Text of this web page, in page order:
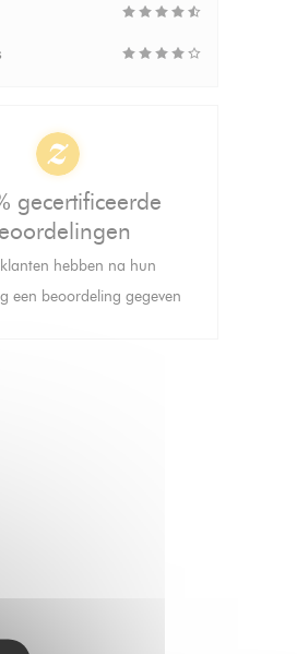
gecertificeerde
hebben na hun
een beoordeling gegeven